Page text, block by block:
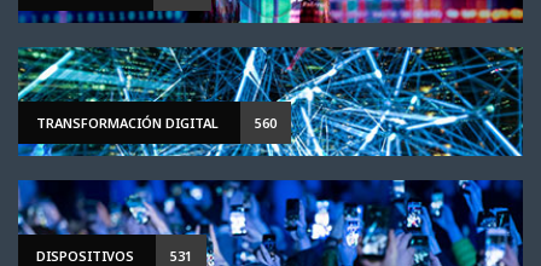
TRANSFORMACIÓN DIGITAL 560
DISPOSITIVOS 531